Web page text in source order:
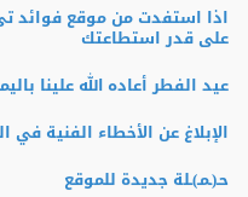
اذا استفدت من موقع فوائد
على قدر استطاعتك
عيد الفطر أعاده الله علينا
الإبلاغ عن الأخطاء الفنية
حـ(ـمـ)ـلة جديدة للموقع